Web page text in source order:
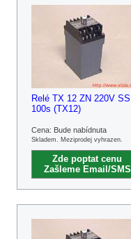
Relé TX 12 ZN 220V SS
100s (TX12)
Cena: Bude nabídnuta
Skladem. Meziprodej vyhrazen.
Zde poptat cenu
Zašleme Email/SMS